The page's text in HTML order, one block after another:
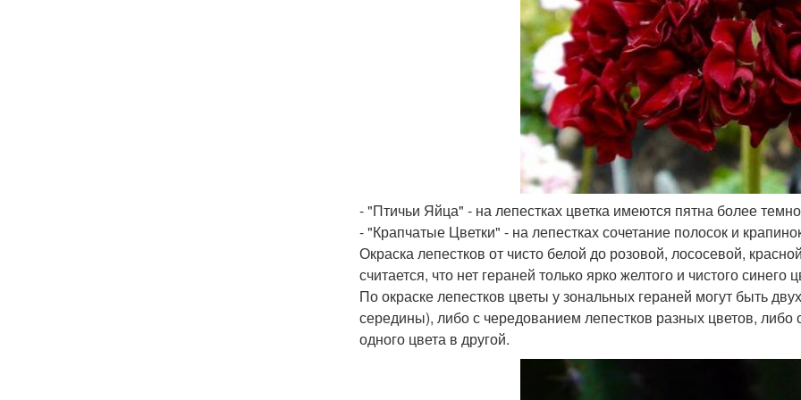
- "Птичьи Яйца" - на лепестках цветка имеются пятна более
- "Крапчатые Цветки" - на лепестках сочетание полосок и
Окраска лепестков от чисто белой до розовой, лососевой,
считается, что нет гераней только ярко желтого и чистого синего
По окраске лепестков цветы у зональных гераней могут быть
середины), либо с чередованием лепестков разных цветов,
одного цвета в другой.